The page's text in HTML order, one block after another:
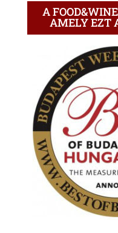
A
AMELY EZT